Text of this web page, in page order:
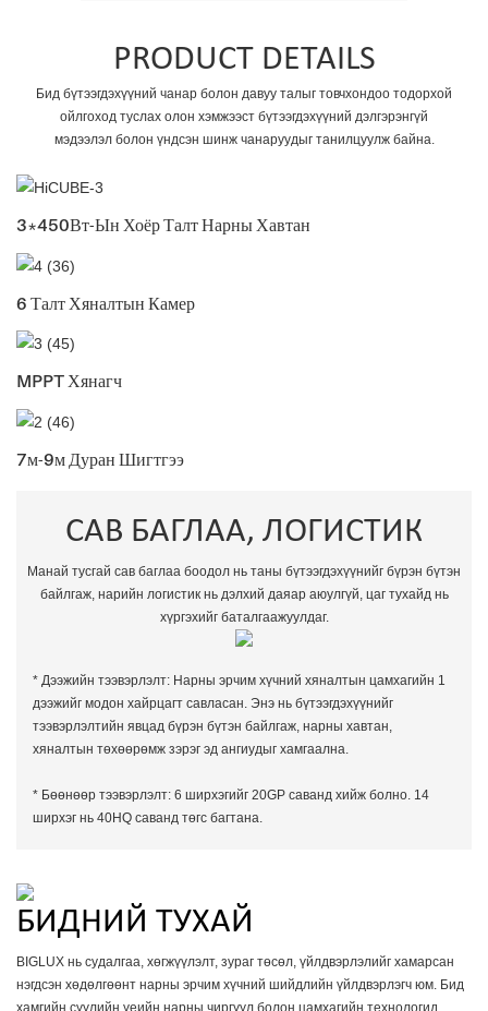
PRODUCT DETAILS
Бид бүтээгдэхүүний чанар болон давуу талыг товчхондоо тодорхой
ойлгоход туслах олон хэмжээст бүтээгдэхүүний дэлгэрэнгүй
мэдээлэл болон үндсэн шинж чанаруудыг танилцуулж байна.
3*450Вт-Ын Хоёр Талт Нарны Хавтан
6 Талт Хяналтын Камер
MPPT Хянагч
7м-9м Дуран Шигтгээ
САВ БАГЛАА, ЛОГИСТИК
Манай тусгай сав баглаа боодол нь таны бүтээгдэхүүнийг бүрэн бүтэн
байлгаж, нарийн логистик нь дэлхий даяар аюулгүй, цаг тухайд нь
хүргэхийг баталгаажуулдаг.
* Дээжийн тээвэрлэлт: Нарны эрчим хүчний хяналтын цамхагийн 1
дээжийг модон хайрцагт савласан. Энэ нь бүтээгдэхүүнийг
тээвэрлэлтийн явцад бүрэн бүтэн байлгаж, нарны хавтан,
хяналтын төхөөрөмж зэрэг эд ангиудыг хамгаална.
* Бөөнөөр тээвэрлэлт: 6 ширхэгийг 20GP саванд хийж болно. 14
ширхэг нь 40HQ саванд төгс багтана.
БИДНИЙ ТУХАЙ
BIGLUX нь судалгаа, хөгжүүлэлт, зураг төсөл, үйлдвэрлэлийг хамарсан
нэгдсэн хөдөлгөөнт нарны эрчим хүчний шийдлийн үйлдвэрлэгч юм. Бид
хамгийн сүүлийн үеийн нарны чиргүүл болон цамхагийн технологид